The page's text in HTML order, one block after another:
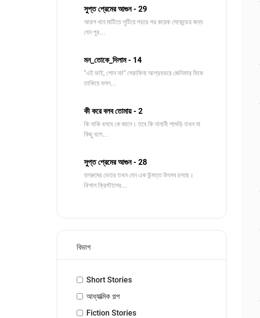
সুপ্ত প্রেমের আগুন - 29
আরশ খান মাটিতে লুটিয়ে পড়ার পর কয়েক সেকেন্ডের জন্য
যেন পুর...
মন_তোকে_দিলাম - 14
"এই ভাই, শোন না!" সেরাফিনা আগ্রহভরে জেনিফার দিকে
তাকিয়ে বলল...
কী করে বলব তোমায় - 2
কি নাকি বলবে কে জানে। তবে কি নানানী শাশুড়ি তখন যা
কিছু বলে...
সুপ্ত প্রেমের আগুন - 28
হলরুমের ভেতর তখন যেন এক উন্মত্ত উৎসব চলছে।
বিশাল ক্রিস্টালের...
বিভাগ
Short Stories
আধ্যাত্মিক গল্প
Fiction Stories